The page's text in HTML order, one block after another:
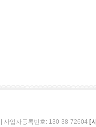
사업자등록번호: 130-38-72604 [